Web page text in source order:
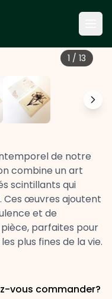
1 / 13
de notre
combine un art
scintillants qui
Ces œuvres ajoutent
et de
parfaites pour
plus fines de la vie.
vous commander?